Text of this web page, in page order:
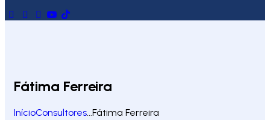
Fátima Ferreira
InícioConsultores...Fátima Ferreira